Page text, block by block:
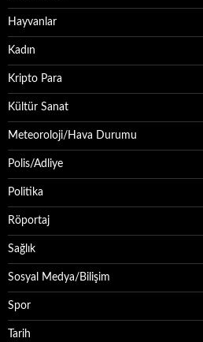
Hayvanlar
Kadın
Kripto Para
Kültür Sanat
Meteoroloji/Hava Durumu
Polis/Adliye
Politika
Röportaj
Sağlık
Sosyal Medya/Bilişim
Spor
Tarih